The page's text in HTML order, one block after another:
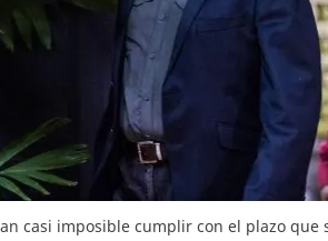
casi imposible cumplir con el plazo